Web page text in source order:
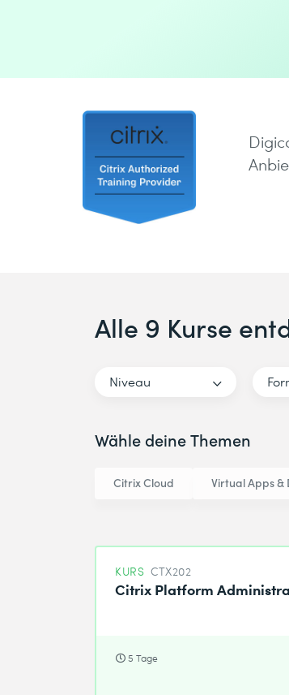
Alle 9 Kurse
Niveau
Wähle deine Themen
Citrix Cloud Virtual Apps &
KURS CTX202
Citrix Platform
5 Tage